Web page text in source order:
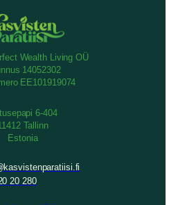
Wealth Living OÜ
14052302
EE101919074
6-404
Tallinn
Estonia